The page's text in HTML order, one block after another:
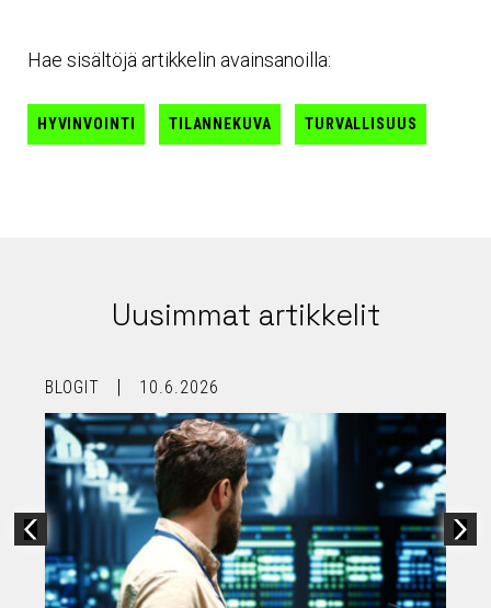
Hae sisältöjä artikkelin avainsanoilla:
HYVINVOINTI TILANNEKUVA TURVALLISUUS
Uusimmat artikkelit
BLOGIT 10.6.2026